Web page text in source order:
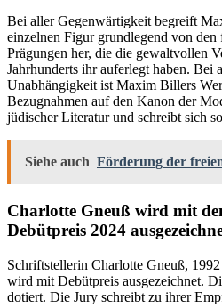
Bei aller Gegenwärtigkeit begreift
einzelnen Figur grundlegend von den
Prägungen her, die die gewaltvollen
Jahrhunderts ihr auferlegt haben. Bei
Unabhängigkeit ist Maxim Billers
Bezugnahmen auf den Kanon der
jüdischer Literatur und schreibt sich
Siehe auch Förderung der
Charlotte Gneuß wird mit
Debütpreis 2024
Schriftstellerin Charlotte Gneuß,
wird mit Debütpreis ausgezeichnet.
dotiert. Die Jury schreibt zu ihrer